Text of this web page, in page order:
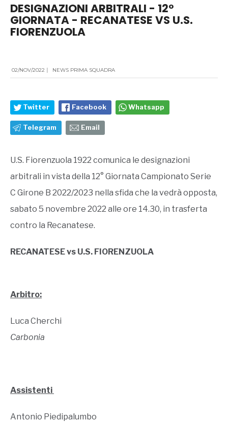
DESIGNAZIONI ARBITRALI - 12°
GIORNATA - RECANATESE VS U.S.
FIORENZUOLA
02/NOV/2022 | NEWS PRIMA SQUADRA
Twitter Facebook Whatsapp
Telegram Email
U.S. Fiorenzuola 1922 comunica le designazioni
arbitrali in vista della 12° Giornata Campionato Serie
C Girone B 2022/2023 nella sfida che la vedrà opposta,
sabato 5 novembre 2022 alle ore 14.30, in trasferta
contro la Recanatese.
RECANATESE vs U.S. FIORENZUOLA
Arbitro:
Luca Cherchi
Carbonia
Assistenti
Antonio Piedipalumbo